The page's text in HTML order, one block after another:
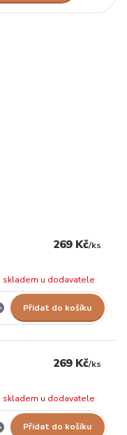
269 Kč/ks
skladem u dodavatele
Přidat do košíku
269 Kč/ks
skladem u dodavatele
Přidat do košíku